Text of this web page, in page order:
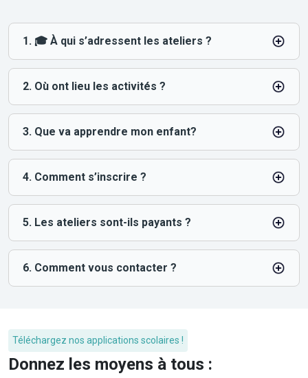
1. 🎓 À qui s’adressent les ateliers ?
2. Où ont lieu les activités ?
3. Que va apprendre mon enfant?
4. Comment s’inscrire ?
5. Les ateliers sont-ils payants ?
6. Comment vous contacter ?
Téléchargez nos applications scolaires !
Donnez les moyens à tous :